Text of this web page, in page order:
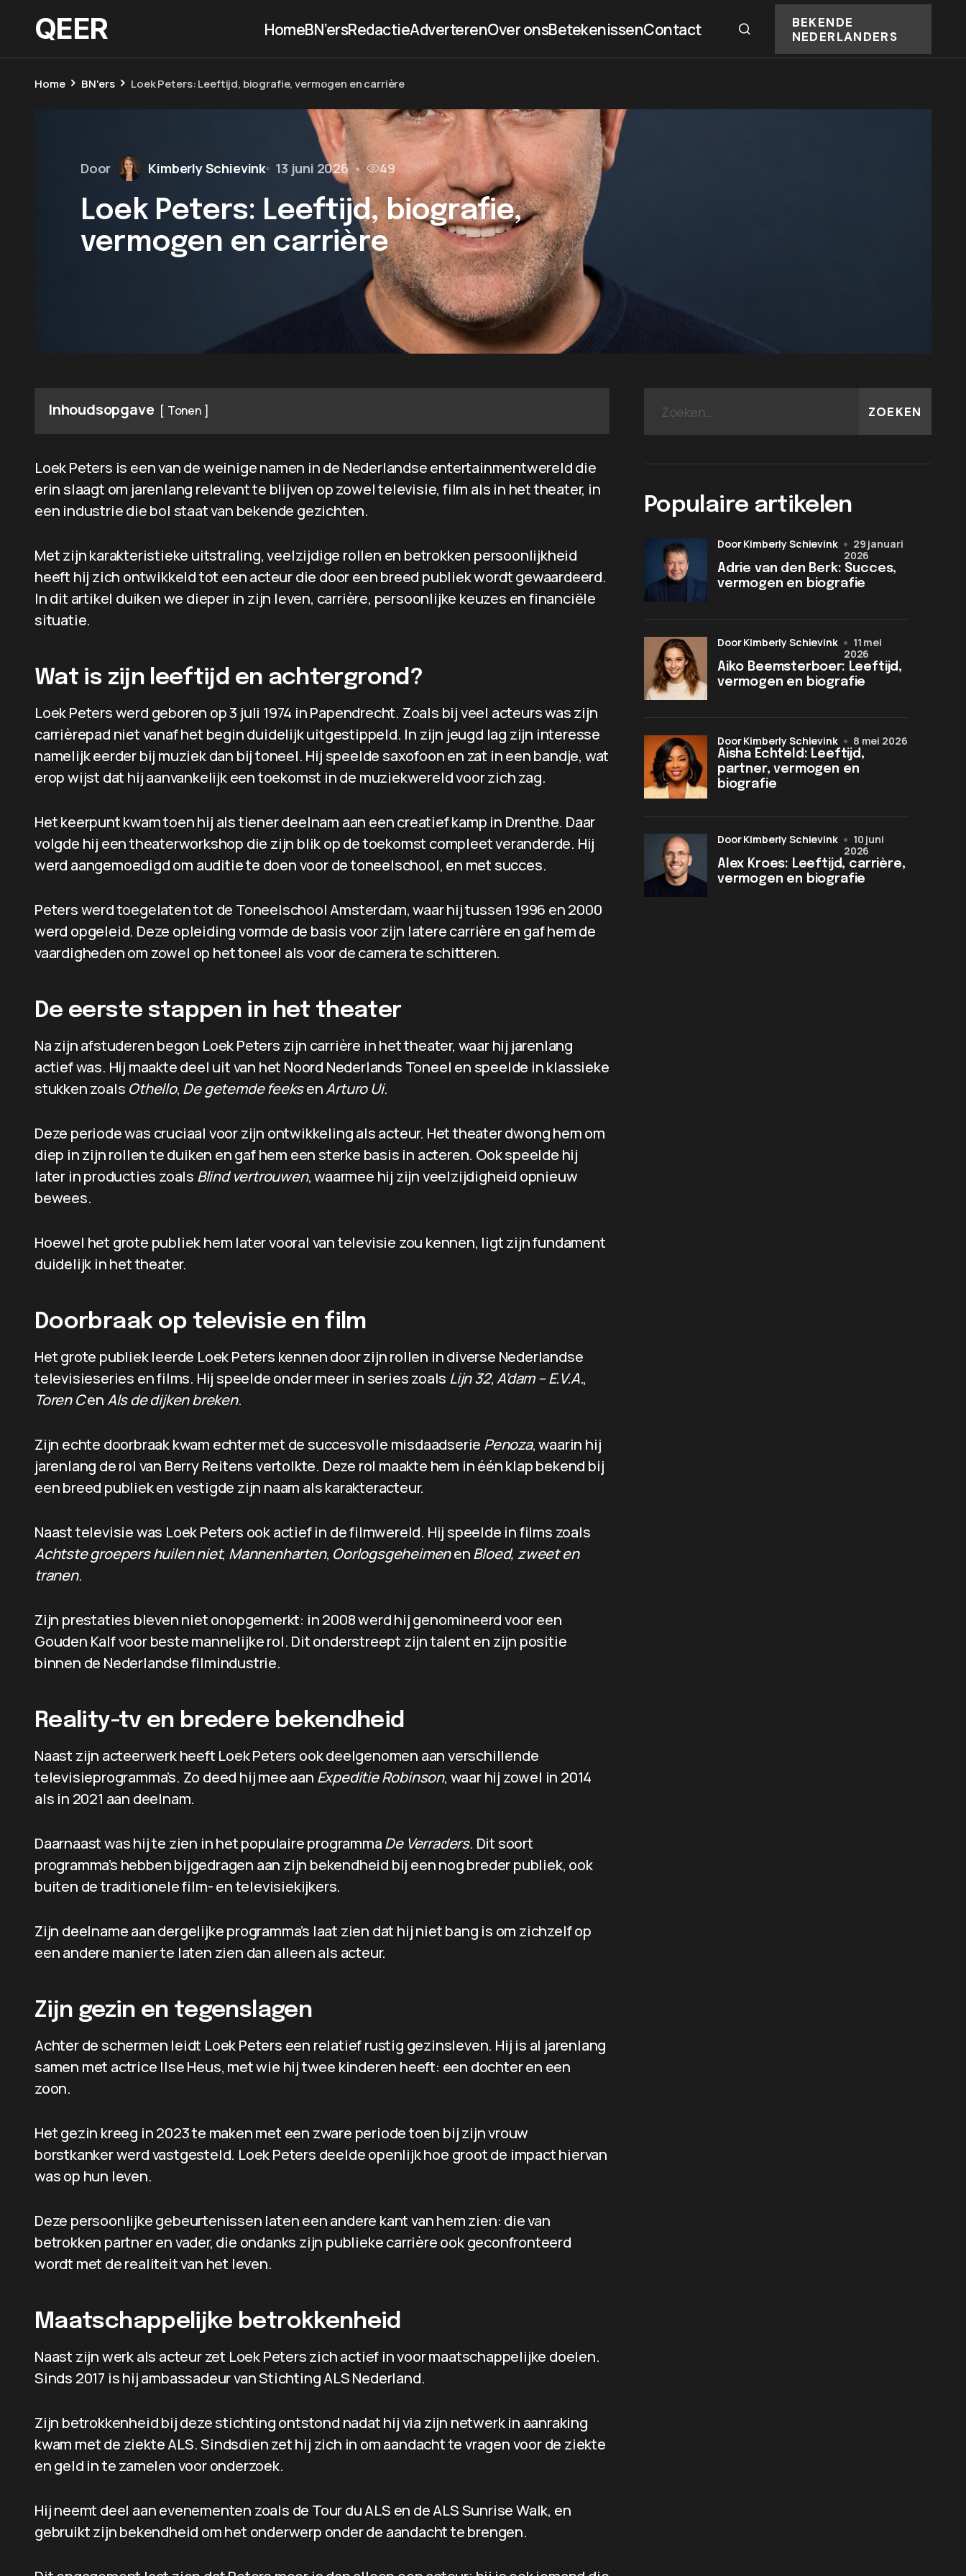
QEER HomeBN’ersRedactieAdverterenOver onsBetekenissenContact
BEKENDE
NEDERLANDERS
Home BN'ers Loek Peters: Leeftijd, biografie, vermogen en carrière
Door Kimberly Schievink 13 juni 2026 • 49
Loek Peters: Leeftijd, biografie,
vermogen en carrière
Inhoudsopgave Tonen
Loek Peters is een van de weinige namen in de Nederlandse entertainmentwereld die
erin slaagt om jarenlang relevant te blijven op zowel televisie, film als in het theater, in
een industrie die bol staat van bekende gezichten.
Met zijn karakteristieke uitstraling, veelzijdige rollen en betrokken persoonlijkheid
heeft hij zich ontwikkeld tot een acteur die door een breed publiek wordt gewaardeerd.
In dit artikel duiken we dieper in zijn leven, carrière, persoonlijke keuzes en financiële
situatie.
Wat is zijn leeftijd en achtergrond?
Loek Peters werd geboren op 3 juli 1974 in Papendrecht. Zoals bij veel acteurs was zijn
carrièrepad niet vanaf het begin duidelijk uitgestippeld. In zijn jeugd lag zijn interesse
namelijk eerder bij muziek dan bij toneel. Hij speelde saxofoon en zat in een bandje, wat
erop wijst dat hij aanvankelijk een toekomst in de muziekwereld voor zich zag.
Het keerpunt kwam toen hij als tiener deelnam aan een creatief kamp in Drenthe. Daar
volgde hij een theaterworkshop die zijn blik op de toekomst compleet veranderde. Hij
werd aangemoedigd om auditie te doen voor de toneelschool, en met succes.
Peters werd toegelaten tot de Toneelschool Amsterdam, waar hij tussen 1996 en 2000
werd opgeleid. Deze opleiding vormde de basis voor zijn latere carrière en gaf hem de
vaardigheden om zowel op het toneel als voor de camera te schitteren.
De eerste stappen in het theater
Na zijn afstuderen begon Loek Peters zijn carrière in het theater, waar hij jarenlang
actief was. Hij maakte deel uit van het Noord Nederlands Toneel en speelde in klassieke
stukken zoals Othello, De getemde feeksenArturo Ui.
Deze periode was cruciaal voor zijn ontwikkeling als acteur. Het theater dwong hem om
diep in zijn rollen te duiken en gaf hem een sterke basis in acteren. Ook speelde hij
later in producties zoals Blind vertrouwen, waarmee hij zijn veelzijdigheid opnieuw
bewees.
Hoewel het grote publiek hem later vooral van televisie zou kennen, ligt zijn fundament
duidelijk in het theater.
Doorbraak op televisie en film
Het grote publiek leerde Loek Peters kennen door zijn rollen in diverse Nederlandse
televisieseries en films. Hij speelde onder meer in series zoals Lijn 32,A’dam – E.V.A.,
Toren CenAls de dijken breken.
Zijn echte doorbraak kwam echter met de succesvolle misdaadserie Penoza, waarin hij
jarenlang de rol van Berry Reitens vertolkte. Deze rol maakte hem in één klap bekend bij
een breed publiek en vestigde zijn naam als karakteracteur.
Naast televisie was Loek Peters ook actief in de filmwereld. Hij speelde in films zoals
Achtste groepers huilen niet, Mannenharten, OorlogsgeheimenenBloed, zweet en
tranen.
Zijn prestaties bleven niet onopgemerkt: in 2008 werd hij genomineerd voor een
Gouden Kalf voor beste mannelijke rol. Dit onderstreept zijn talent en zijn positie
binnen de Nederlandse filmindustrie.
Reality-tv en bredere bekendheid
Naast zijn acteerwerk heeft Loek Peters ook deelgenomen aan verschillende
televisieprogramma’s. Zo deed hij mee aan Expeditie Robinson, waar hij zowel in 2014
als in 2021 aan deelnam.
Daarnaast was hij te zien in het populaire programmaDe Verraders. Dit soort
programma’s hebben bijgedragen aan zijn bekendheid bij een nog breder publiek, ook
buiten de traditionele film- en televisiekijkers.
Zijn deelname aan dergelijke programma’s laat zien dat hij niet bang is om zichzelf op
een andere manier te laten zien dan alleen als acteur.
Zijn gezin en tegenslagen
Achter de schermen leidt Loek Peters een relatief rustig gezinsleven. Hij is al jarenlang
samen met actrice Ilse Heus, met wie hij twee kinderen heeft: een dochter en een
zoon.
Het gezin kreeg in 2023 te maken met een zware periode toen bij zijn vrouw
borstkanker werd vastgesteld. Loek Peters deelde openlijk hoe groot de impact hiervan
was op hun leven.
Deze persoonlijke gebeurtenissen laten een andere kant van hem zien: die van
betrokken partner en vader, die ondanks zijn publieke carrière ook geconfronteerd
wordt met de realiteit van het leven.
Maatschappelijke betrokkenheid
Naast zijn werk als acteur zet Loek Peters zich actief in voor maatschappelijke doelen.
Sinds 2017 is hij ambassadeur van Stichting ALS Nederland.
Zijn betrokkenheid bij deze stichting ontstond nadat hij via zijn netwerk in aanraking
kwam met de ziekte ALS. Sindsdien zet hij zich in om aandacht te vragen voor de ziekte
en geld in te zamelen voor onderzoek.
Hij neemt deel aan evenementen zoals de Tour du ALS en de ALS Sunrise Walk, en
gebruikt zijn bekendheid om het onderwerp onder de aandacht te brengen.
ZOEKEN
Populaire artikelen
Adrie van den Berk: Succes,
vermogen en biografie
door Kimberly Schievink
29 januari
2026
Aiko Beemsterboer: Leeftijd,
vermogen en biografie
door Kimberly Schievink
11 mei
2026
Aisha Echteld: Leeftijd,
partner, vermogen en
biografie
door Kimberly Schievink 8 mei 2026
Alex Kroes: Leeftijd, carrière,
vermogen en biografie
door Kimberly Schievink
10 juni
2026